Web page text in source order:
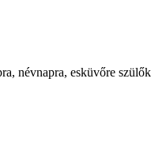
névnapra, esküvőre